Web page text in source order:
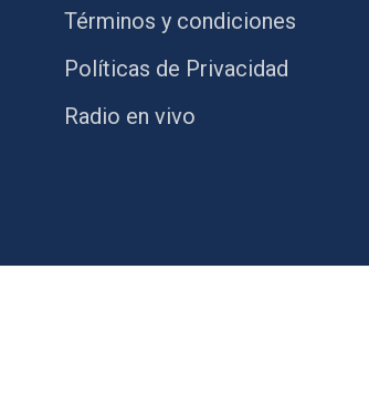
Términos y condiciones
Políticas de Privacidad
Radio en vivo